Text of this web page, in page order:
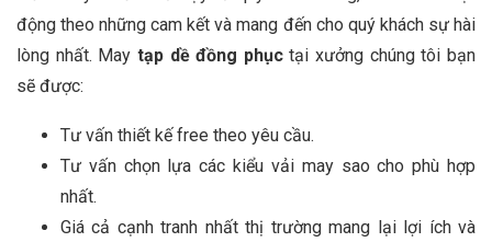
động theo những cam kết và mang đến cho quý khách sự hài
lòng nhất. May tạp dề đồng phụctại xưởng chúng tôi bạn
sẽ được:
Tư vấn thiết kế free theo yêu cầu.
Tư vấn chọn lựa các kiểu vải may sao cho phù hợp
nhất.
Giá cả cạnh tranh nhất thị trường mang lại lợi ích và